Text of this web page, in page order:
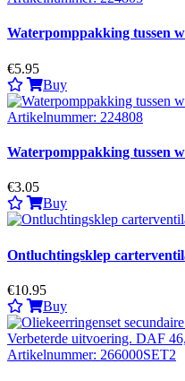
Waterpomppakking tussen
€5.95
Buy
Waterpomppakking tussen
€3.05
Buy
Ontluchtingsklep
€10.95
Buy